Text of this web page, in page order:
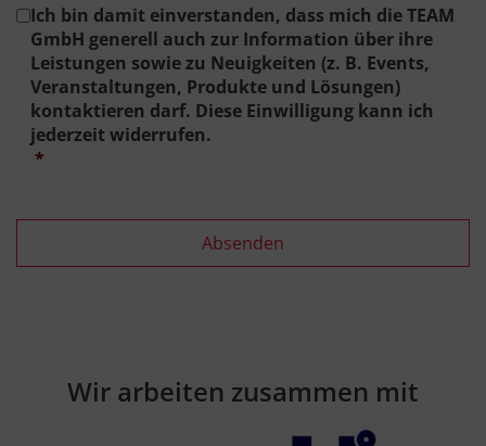
Consent *
Ich bin damit einverstanden, dass mich die TEAM
GmbH generell auch zur Information über ihre
Leistungen sowie zu Neuigkeiten (z. B. Events,
Veranstaltungen, Produkte und Lösungen)
kontaktieren darf. Diese Einwilligung kann ich
jederzeit widerrufen.
*
Wir arbeiten zusammen mit